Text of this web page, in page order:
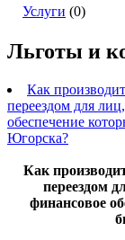
Услуги (0)
Льготы и
Как
переездом для
обеспечение
Югорска?
Как
переездом
финансовое